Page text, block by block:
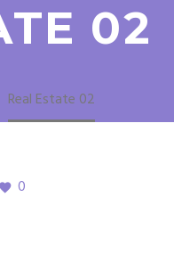
02
Real Estate 02
0